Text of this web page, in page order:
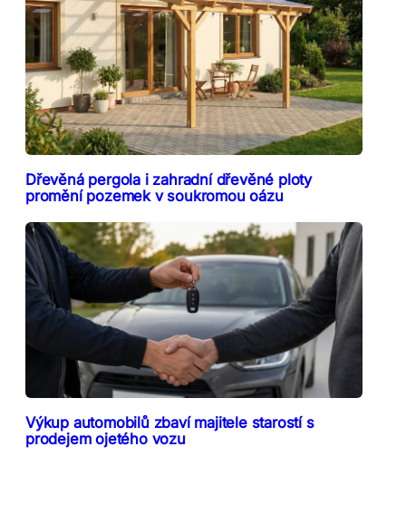
Dřevěná pergola i zahradní dřevěné ploty
promění pozemek v soukromou oázu
Výkup automobilů zbaví majitele starostí s
prodejem ojetého vozu